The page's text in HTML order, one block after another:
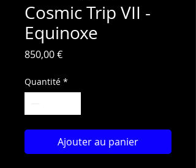
Cosmic Trip VII -
Equinoxe
850,00 €Prix
Quantité *
Ajouter au panier